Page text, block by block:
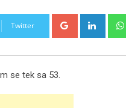
Twitter Google+
se tek sa 53.